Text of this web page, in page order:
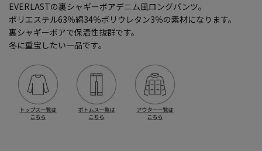
EVERLASTの裏シャギーボアデニム風ロングパンツ。
ポリエステル63％綿34％ポリウレタン3％の素材になります。
裏シャギーボアで保温性抜群です。
冬に重宝したい一品です。